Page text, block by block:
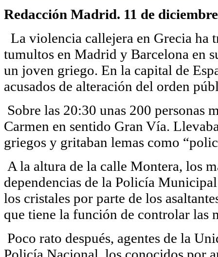
Redacción Madrid. 11 de
La violencia callejera en Grecia ha
tumultos en Madrid y Barcelona en
un joven griego. En la capital de
acusados de alteración del orden
Sobre las 20:30 unas 200 personas
Carmen en sentido Gran Vía.
griegos y gritaban lemas como
A la altura de la calle Montera, los
dependencias de la Policía
los cristales por parte de los
que tiene la función de controlar las
Poco rato después, agentes de la